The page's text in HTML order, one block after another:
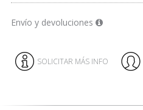
Envío y devoluciones
SOLICITAR MÁS INFO